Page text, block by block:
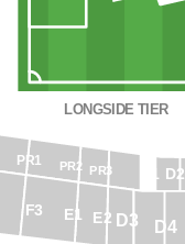
LONGSIDE TIER
D2
D3 D4
PR1 PR2 PR3
E1 E2
F3